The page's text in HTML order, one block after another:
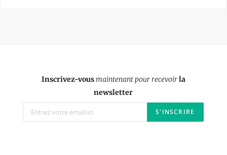
Inscrivez-vousmaintenant pour recevoirla
newsletter